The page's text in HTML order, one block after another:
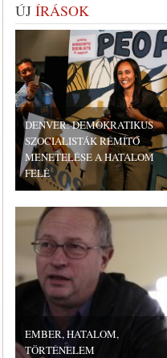
ÚJ ÍRÁSOK
DENVER: DEMOKRATIKUS
SZOCIALISTÁK RÉMÍTŐ
MENETELÉSE A HATALOM
FELÉ
EMBER, HATALOM,
TÖRTÉNELEM